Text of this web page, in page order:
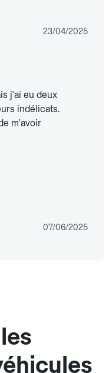
23/04/2025
j'ai eu deux
indélicats.
m'avoir
07/06/2025